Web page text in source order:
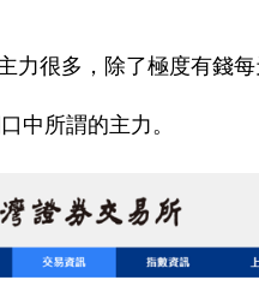
力很多，除了極度有錢
中所謂的主力。